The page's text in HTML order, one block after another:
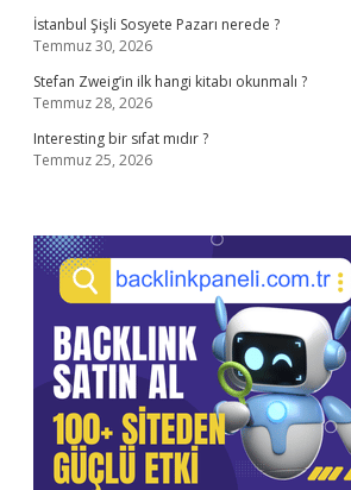
İstanbul Şişli Sosyete Pazarı nerede ?
Temmuz 30, 2026
Stefan Zweig’in ilk hangi kitabı okunmalı ?
Temmuz 28, 2026
Interesting bir sıfat mıdır ?
Temmuz 25, 2026